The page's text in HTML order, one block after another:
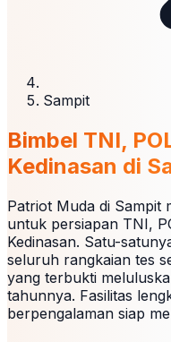
Sampit
Bimbel TNI,
Kedinasan di
Patriot Muda di Sampit
untuk persiapan TNI,
Kedinasan. Satu-
seluruh rangkaian tes
yang terbukti
tahunnya. Fasilitas
berpengalaman siap